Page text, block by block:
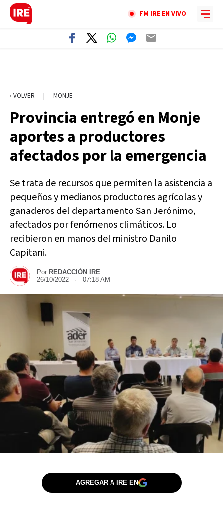
FM IRE EN VIVO
‹ VOLVER | MONJE
Provincia entregó en Monje
aportes a productores
afectados por la emergencia
Se trata de recursos que permiten la asistencia a
pequeños y medianos productores agrícolas y
ganaderos del departamento San Jerónimo,
afectados por fenómenos climáticos. Lo
recibieron en manos del ministro Danilo
Capitani.
Por REDACCIÓN IRE
26/10/2022 · 07:18 AM
AGREGAR A IRE EN